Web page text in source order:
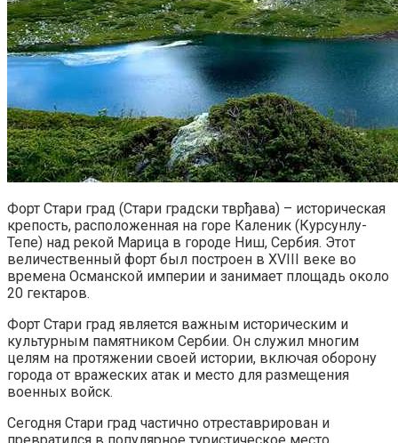
Форт Стари град (Стари градски тврђава) – историческая
крепость, расположенная на горе Каленик (Курсунлу-
Тепе) над рекой Марица в городе Ниш, Сербия. Этот
величественный форт был построен в XVIII веке во
времена Османской империи и занимает площадь около
20 гектаров.
Форт Стари град является важным историческим и
культурным памятником Сербии. Он служил многим
целям на протяжении своей истории, включая оборону
города от вражеских атак и место для размещения
военных войск.
Сегодня Стари град частично отреставрирован и